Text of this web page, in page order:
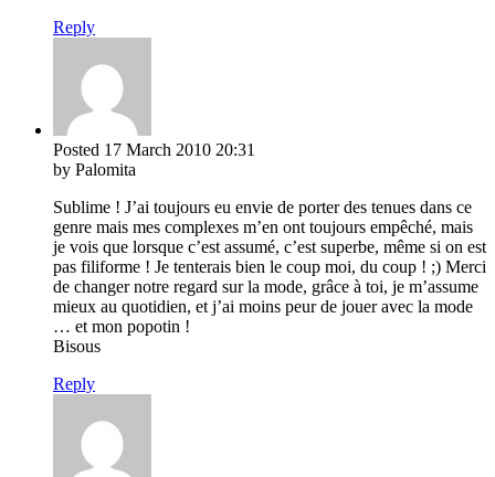
Reply
Posted 17 March 2010 20:31
by Palomita
Sublime ! J’ai toujours eu envie de porter des tenues dans ce
genre mais mes complexes m’en ont toujours empêché, mais
je vois que lorsque c’est assumé, c’est superbe, même si on est
pas filiforme ! Je tenterais bien le coup moi, du coup ! ;) Merci
de changer notre regard sur la mode, grâce à toi, je m’assume
mieux au quotidien, et j’ai moins peur de jouer avec la mode
… et mon popotin !
Bisous
Reply